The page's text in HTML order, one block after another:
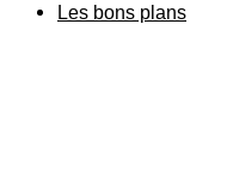
Les bons plans